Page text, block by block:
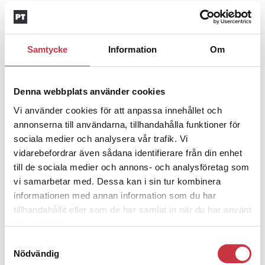
Samtycke Information Om
Denna webbplats använder cookies
Vi använder cookies för att anpassa innehållet och
annonserna till användarna, tillhandahålla funktioner för
sociala medier och analysera vår trafik. Vi
vidarebefordrar även sådana identifierare från din enhet
till de sociala medier och annons- och analysföretag som
vi samarbetar med. Dessa kan i sin tur kombinera
informationen med annan information som du har
tillhandahållit eller som de har samlat in när du har använt
deras tjänster.
Nödvändig
Jens Mårtensson:
Snart 20 år i tjänst – nu
ska han lära sig grunderna
4 juni 2026
rättas till”
Mobilannons
Desktopannnons
Debatt
9 juli 2026
Slutreplik:Det handlar om
kunskapsstyrning – inte om forskarnas
motiv